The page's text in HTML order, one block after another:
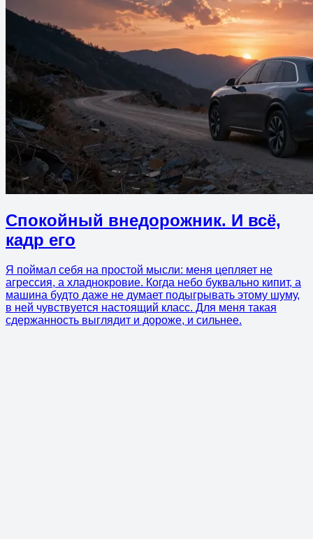
Спокойный внедорожник. И всё,
кадр его
Я поймал себя на простой мысли: меня цепляет не
агрессия, а хладнокровие. Когда небо буквально кипит, а
машина будто даже не думает подыгрывать этому шуму,
в ней чувствуется настоящий класс. Для меня такая
сдержанность выглядит и дороже, и сильнее.